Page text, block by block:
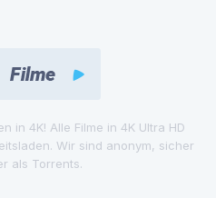
in 4K! Alle Filme in 4K Ultra HD
Wir sind anonym, sicher
als Torrents.